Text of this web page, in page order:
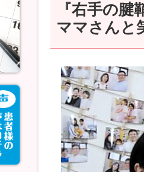
『右手の
ママさんと